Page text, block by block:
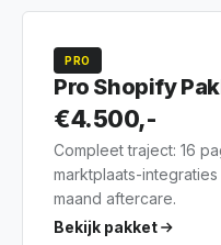
PRO
Pro Shopify
€4.500,-
Compleet traject: 16
marktplaats-integraties
maand aftercare.
Bekijk pakket